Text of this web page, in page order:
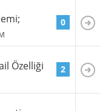
0
Özelliği 2